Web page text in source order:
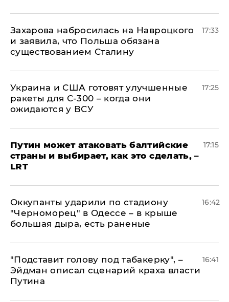
​Захарова набросилась на Навроцкого
и заявила, что Польша обязана
существованием Сталину
17:33
Украина и США готовят улучшенные
ракеты для С-300 – когда они
ожидаются у ВСУ
17:25
Путин может атаковать балтийские
страны и выбирает, как это сделать, –
LRT
17:15
Оккупанты ударили по стадиону
"Черноморец" в Одессе – в крыше
большая дыра, есть раненые
16:42
​"Подставит голову под табакерку", –
Эйдман описал сценарий краха власти
Путина
16:41